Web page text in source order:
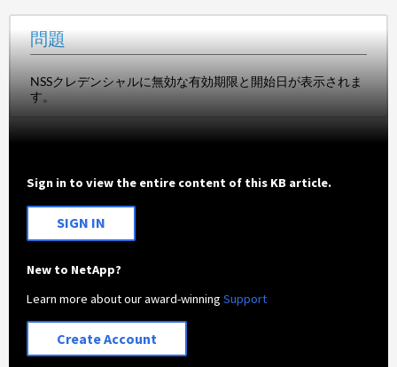
問題
NSSクレデンシャルに無効な有効期限と開始日が表示されま
す。
Sign in to view the entire content of this KB article.
SIGN IN
New to NetApp?
Learn more about our award-winningSupport
Create Account